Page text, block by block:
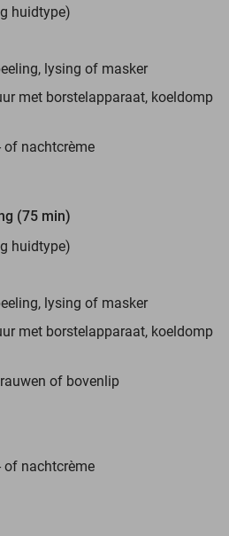
huidtype)
lysing of masker
met borstelapparaat, koeldomp
of nachtcrème
(75 min)
huidtype)
lysing of masker
met borstelapparaat, koeldomp
of bovenlip
of nachtcrème